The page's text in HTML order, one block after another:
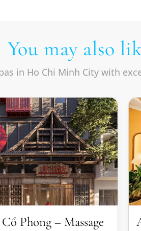
You may also
in Ho Chi Minh City with
Cổ Phong – Massage